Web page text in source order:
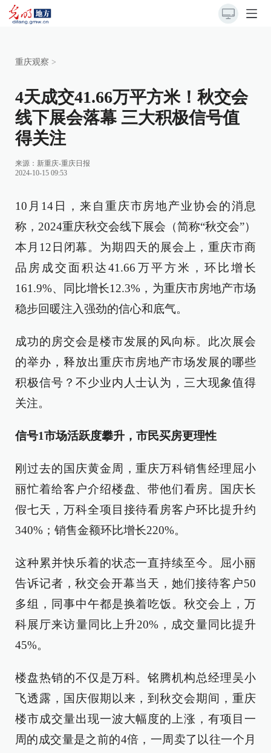
重庆观察 >
4天成交41.66万平方米！秋交会
线下展会落幕 三大积极信号值
得关注
来源： 新重庆-重庆日报
2024-10-15 09:53
10月14日，来自重庆市房地产业协会的消息
称，2024重庆秋交会线下展会（简称“秋交会”）
本月12日闭幕。为期四天的展会上，重庆市商
品房成交面积达41.66万平方米，环比增长
161.9%、同比增长12.3%，为重庆市房地产市场
稳步回暖注入强劲的信心和底气。
成功的房交会是楼市发展的风向标。此次展会
的举办，释放出重庆市房地产市场发展的哪些
积极信号？不少业内人士认为，三大现象值得
关注。
信号1市场活跃度攀升，市民买房更理性
刚过去的国庆黄金周，重庆万科销售经理屈小
丽忙着给客户介绍楼盘、带他们看房。国庆长
假七天，万科全项目接待看房客户环比提升约
340%；销售金额环比增长220%。
这种累并快乐着的状态一直持续至今。屈小丽
告诉记者，秋交会开幕当天，她们接待客户50
多组，同事中午都是换着吃饭。秋交会上，万
科展厅来访量同比上升20%，成交量同比提升
45%。
楼盘热销的不仅是万科。铭腾机构总经理吴小
飞透露，国庆假期以来，到秋交会期间，重庆
楼市成交量出现一波大幅度的上涨，有项目一
周的成交量是之前的4倍，一周卖了以往一个月